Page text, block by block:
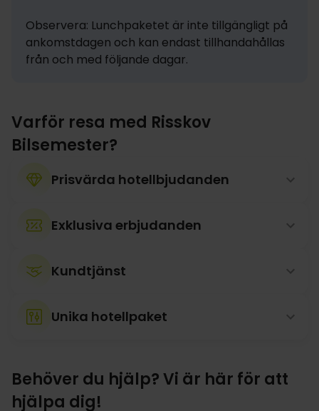
Observera: Lunchpaketet är inte tillgängligt på
ankomstdagen och kan endast tillhandahållas
från och med följande dagar.
Varför resa med Risskov
Bilsemester?
Prisvärda hotellbjudanden
Exklusiva erbjudanden
Kundtjänst
Unika hotellpaket
Behöver du hjälp? Vi är här för att
hjälpa dig!